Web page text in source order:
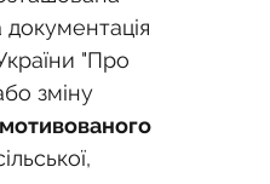
документація
"Про
зміну